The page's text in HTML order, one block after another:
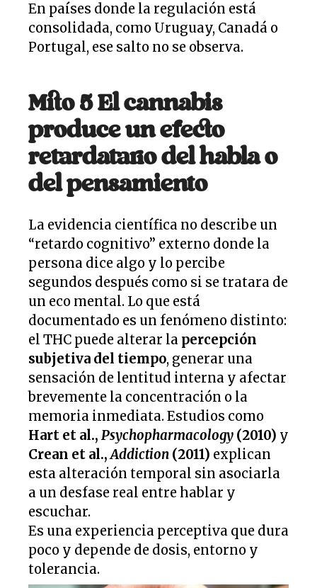
En países donde la regulación está
consolidada, como Uruguay, Canadá o
Portugal, ese salto no se observa.
Mito 5 El cannabis
produce un efecto
retardatario del habla o
del pensamiento
La evidencia científica no describe un
“retardo cognitivo” externo donde la
persona dice algo y lo percibe
segundos después como si se tratara de
un eco mental. Lo que está
documentado es un fenómeno distinto:
el THC puede alterar la percepción
subjetiva del tiempo, generar una
sensación de lentitud interna y afectar
brevemente la concentración o la
memoria inmediata. Estudios como
Hart et al., Psychopharmacology (2010) y
Crean et al.,Addiction (2011) explican
esta alteración temporal sin asociarla
a un desfase real entre hablar y
escuchar.
Es una experiencia perceptiva que dura
poco y depende de dosis, entorno y
tolerancia.